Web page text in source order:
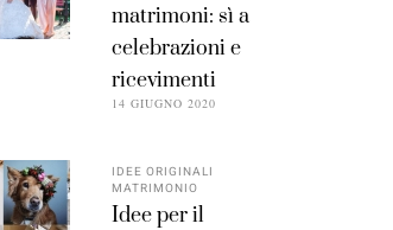
matrimoni: sì a
celebrazioni e
ricevimenti
14 GIUGNO 2020
IDEE ORIGINALI
MATRIMONIO
Idee per il